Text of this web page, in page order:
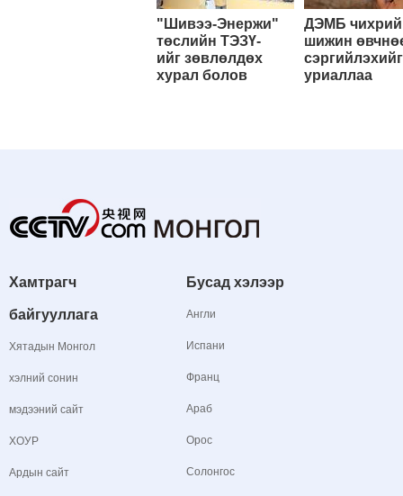
"Шивээ-Энержи"
төслийн ТЭЗҮ-
ийг зөвлөлдөх
хурал болов
ДЭМБ
шижин
сэргийлэхийг
уриаллаа
Хамтрагч
байгууллага
Хятадын Монгол
хэлний сонин
мэдээний сайт
ХОУР
Ардын сайт
Бусад хэлээр
Англи
Испани
Франц
Араб
Орос
Солонгос